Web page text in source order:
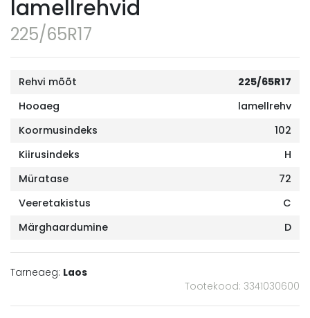
225/65R17
lamellrehvid
Rehvi mõõt
225/65R17
Hooaeg
lamellrehv
Koormusindeks
102
Kiirusindeks
H
Müratase
72
Veeretakistus
C
Märghaardumine
D
Tarneaeg: Laos
Tootekood: 3341030600